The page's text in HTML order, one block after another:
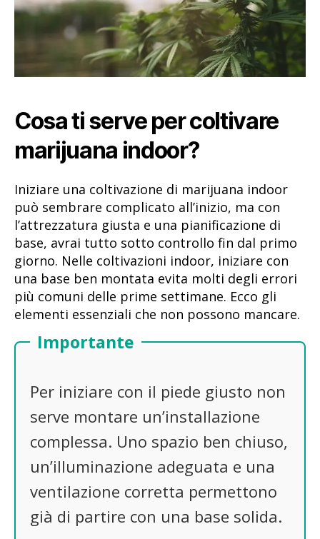
Cosa ti serve per coltivare
marijuana indoor?
Iniziare una coltivazione di marijuana indoor
può sembrare complicato all’inizio, ma con
l’attrezzatura giusta e una pianificazione di
base, avrai tutto sotto controllo fin dal primo
giorno. Nelle coltivazioni indoor, iniziare con
una base ben montata evita molti degli errori
più comuni delle prime settimane. Ecco gli
elementi essenziali che non possono mancare.
Importante
Per iniziare con il piede giusto non
serve montare un’installazione
complessa. Uno spazio ben chiuso,
un’illuminazione adeguata e una
ventilazione corretta permettono
già di partire con una base solida.